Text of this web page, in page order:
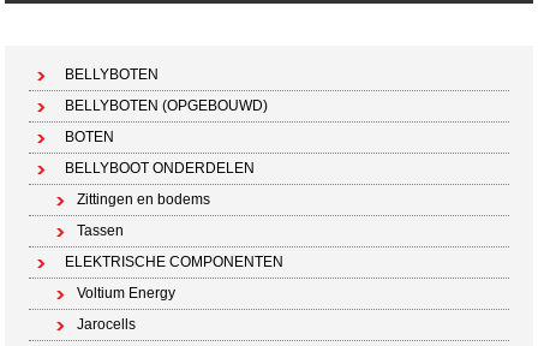
BELLYBOTEN
BELLYBOTEN (OPGEBOUWD)
BOTEN
BELLYBOOT ONDERDELEN
Zittingen en bodems
Tassen
ELEKTRISCHE COMPONENTEN
Voltium Energy
Jarocells